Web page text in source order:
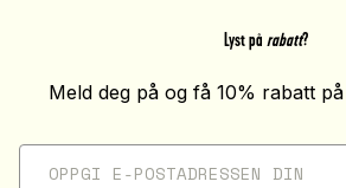
Lyst på rabatt?
Meld deg på og få 10% rabatt